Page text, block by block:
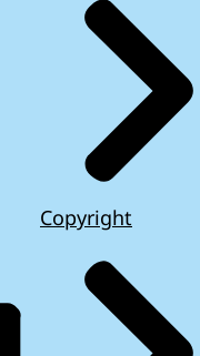
Copyright